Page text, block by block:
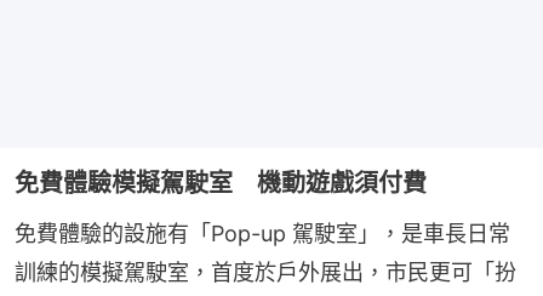
免費體驗模擬駕駛室 機動遊戲須付費
免費體驗的設施有「Pop-up 駕駛室」，是車長日常
訓練的模擬駕駛室，首度於戶外展出，市民更可「扮